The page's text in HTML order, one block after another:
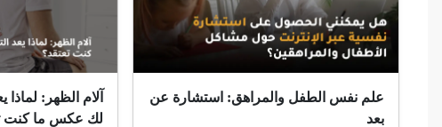
ضمور عصبي ألمي
ثعلبة
علم نفس الطفل والمراهق: استشارة عن
بعد
آلام الظهر:
لك عكس ما كنت